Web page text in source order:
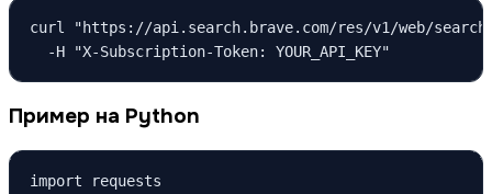
curl "https://api.search.brave.com/res/v1/web/
  -H "X-Subscription-Token: YOUR_API_KEY"
Пример на Python
import requests